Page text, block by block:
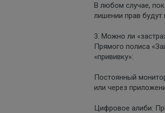
В любом случае,
лишении прав будут
3. Можно ли
Прямого полиса
«прививку»:
Постоянный
или через
Цифровое алиби: